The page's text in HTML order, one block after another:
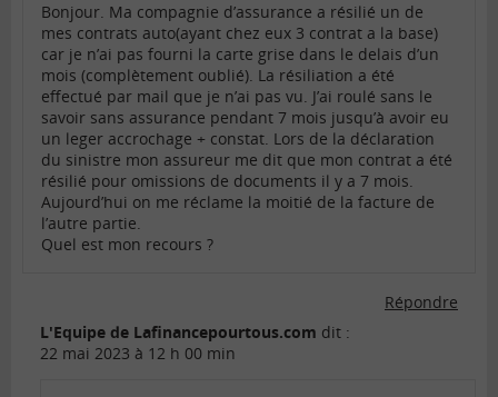
Bonjour. Ma compagnie d’assurance a résilié un de
mes contrats auto(ayant chez eux 3 contrat a la base)
car je n’ai pas fourni la carte grise dans le delais d’un
mois (complètement oublié). La résiliation a été
effectué par mail que je n’ai pas vu. J’ai roulé sans le
savoir sans assurance pendant 7 mois jusqu’à avoir eu
un leger accrochage + constat. Lors de la déclaration
du sinistre mon assureur me dit que mon contrat a été
résilié pour omissions de documents il y a 7 mois.
Aujourd’hui on me réclame la moitié de la facture de
l’autre partie.
Quel est mon recours ?
Répondre
L'Equipe de Lafinancepourtous.com dit :
22 mai 2023 à 12 h 00 min